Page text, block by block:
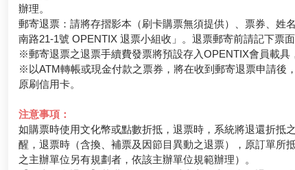
辦理。
郵寄退票：請將存摺影本（刷卡購票無須提供）、票券、姓
南路21-1號 OPENTIX 退票小組收」。退票郵寄前請記下票
※郵寄退票之退票手續費發票將預設存入OPENTIX會員載具
※以ATM轉帳或現金付款之票券，將在收到郵寄退票申請後
原刷信用卡。
注意事項：
如購票時使用文化幣或點數折抵，退票時，系統將退還折抵
醒，退票時（含換、補票及因節目異動之退票），原訂單所
之主辦單位另有規劃者，依該主辦單位規範辦理）。